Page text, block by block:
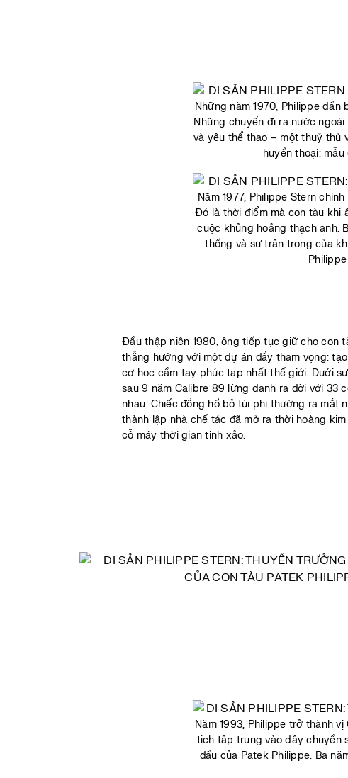
Những năm 1970, Philippe
Những chuyến đi ra nước
và yêu thể thao – một thuỷ thủ
huyền thoại:
Năm 1977, Philippe Stern
Đó là thời điểm mà con tàu khi
cuộc khủng hoảng thạch anh.
thống và sự trân trọng của
Đầu thập niên 1980, ông tiếp tục giữ cho con
thẳng hướng với một dự án đầy tham vọng:
cơ học cầm tay phức tạp nhất thế giới. Dưới
sau 9 năm Calibre 89 lừng danh ra đời với 33
nhau. Chiếc đồng hồ bỏ túi phi thường ra mắt
thành lập nhà chế tác đã mở ra thời hoàng
cỗ máy thời gian tinh xảo.
Năm 1993, Philippe trở thành
tịch tập trung vào dây chuyền
đầu của Patek Philippe. Ba